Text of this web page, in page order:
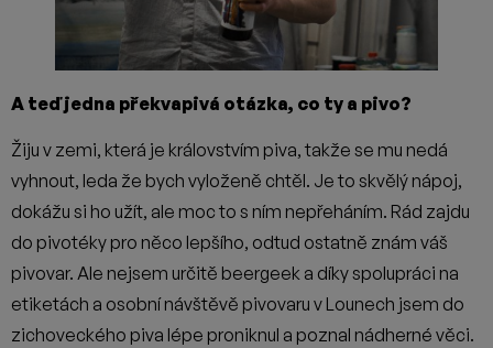
A teď jedna překvapivá otázka, co ty a pivo?
Žiju v zemi, která je královstvím piva, takže se mu nedá
vyhnout, leda že bych vyloženě chtěl. Je to skvělý nápoj,
dokážu si ho užít, ale moc to s ním nepřeháním. Rád zajdu
do pivotéky pro něco lepšího, odtud ostatně znám váš
pivovar. Ale nejsem určitě beergeek a díky spolupráci na
etiketách a osobní návštěvě pivovaru v Lounech jsem do
zichoveckého piva lépe proniknul a poznal nádherné věci.